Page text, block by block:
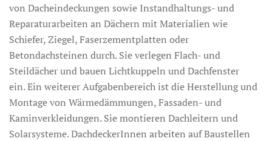
von Dacheindeckungen sowie Instandhaltungs- und
Reparaturarbeiten an Dächern mit Materialien wie
Schiefer, Ziegel, Faserzementplatten oder
Betondachsteinen durch. Sie verlegen Flach- und
Steildächer und bauen Lichtkuppeln und Dachfenster
ein. Ein weiterer Aufgabenbereich ist die Herstellung und
Montage von Wärmedämmungen, Fassaden- und
Kaminverkleidungen. Sie montieren Dachleitern und
Solarsysteme. DachdeckerInnen arbeiten auf Baustellen